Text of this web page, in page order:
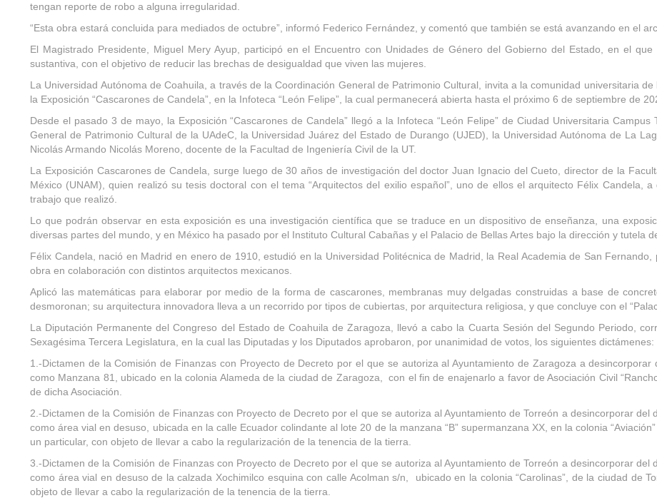
tengan reporte de robo a alguna irregularidad.
“Esta obra estará concluida para mediados de octubre”, informó Federico Fernández, y comentó que también se está avanzando en el
El Magistrado Presidente, Miguel Mery Ayup, participó en el Encuentro con Unidades de Género del Gobierno del Estado, en el
sustantiva, con el objetivo de reducir las brechas de desigualdad que viven las mujeres.
La Universidad Autónoma de Coahuila, a través de la Coordinación General de Patrimonio Cultural, invita a la comunidad universitaria
la Exposición “Cascarones de Candela”, en la Infoteca “León Felipe”, la cual permanecerá abierta hasta el próximo 6 de septiembre de
Desde el pasado 3 de mayo, la Exposición “Cascarones de Candela” llegó a la Infoteca “León Felipe” de Ciudad Universitaria
General de Patrimonio Cultural de la UAdeC, la Universidad Juárez del Estado de Durango (UJED), la Universidad Autónoma de La
Nicolás Armando Nicolás Moreno, docente de la Facultad de Ingeniería Civil de la UT.
La Exposición Cascarones de Candela, surge luego de 30 años de investigación del doctor Juan Ignacio del Cueto, director de la
México (UNAM), quien realizó su tesis doctoral con el tema “Arquitectos del exilio español”, uno de ellos el arquitecto Félix Candela,
trabajo que realizó.
Lo que podrán observar en esta exposición es una investigación científica que se traduce en un dispositivo de enseñanza, una
diversas partes del mundo, y en México ha pasado por el Instituto Cultural Cabañas y el Palacio de Bellas Artes bajo la dirección y tutela
Félix Candela, nació en Madrid en enero de 1910, estudió en la Universidad Politécnica de Madrid, la Real Academia de San
obra en colaboración con distintos arquitectos mexicanos.
Aplicó las matemáticas para elaborar por medio de la forma de cascarones, membranas muy delgadas construidas a base de
desmoronan; su arquitectura innovadora lleva a un recorrido por tipos de cubiertas, por arquitectura religiosa, y que concluye con el
La Diputación Permanente del Congreso del Estado de Coahuila de Zaragoza, llevó a cabo la Cuarta Sesión del Segundo Periodo,
Sexagésima Tercera Legislatura, en la cual las Diputadas y los Diputados aprobaron, por unanimidad de votos, los siguientes dictámenes:
1.-Dictamen de la Comisión de Finanzas con Proyecto de Decreto por el que se autoriza al Ayuntamiento de Zaragoza a
como Manzana 81, ubicado en la colonia Alameda de la ciudad de Zaragoza, con el fin de enajenarlo a favor de Asociación Civil
de dicha Asociación.
2.-Dictamen de la Comisión de Finanzas con Proyecto de Decreto por el que se autoriza al Ayuntamiento de Torreón a desincorporar
como área vial en desuso, ubicada en la calle Ecuador colindante al lote 20 de la manzana “B” supermanzana XX, en la colonia
un particular, con objeto de llevar a cabo la regularización de la tenencia de la tierra.
3.-Dictamen de la Comisión de Finanzas con Proyecto de Decreto por el que se autoriza al Ayuntamiento de Torreón a desincorporar
como área vial en desuso de la calzada Xochimilco esquina con calle Acolman s/n, ubicado en la colonia “Carolinas”, de la ciudad de
objeto de llevar a cabo la regularización de la tenencia de la tierra.